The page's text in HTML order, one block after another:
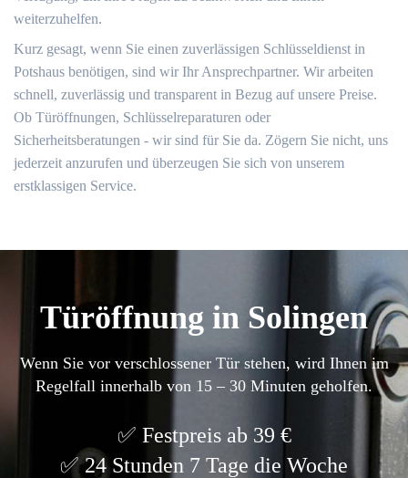
weiterzuhelfen.
Kurz gesagt, wenn Sie einen zuverlässigen Schlüsseldienst in
Potshaus benötigen, sind wir Ihr Ansprechpartner. Wir arbeiten
schnell, zuverlässig und transparent in Bezug auf unsere Preise.
Ob Türöffnungen, Schlüsselreparaturen oder
Sicherheitsberatungen - wir sind für Sie da. Zögern Sie nicht, uns
jederzeit anzurufen und überzeugen Sie sich von unserem
erstklassigen Service.
Türöffnung in Solingen
Wenn Sie vor verschlossener Tür stehen, wird Ihnen im
Regelfall innerhalb von 15 – 30 Minuten geholfen.
Festpreis ab 39 €
24 Stunden 7 Tage die Woche